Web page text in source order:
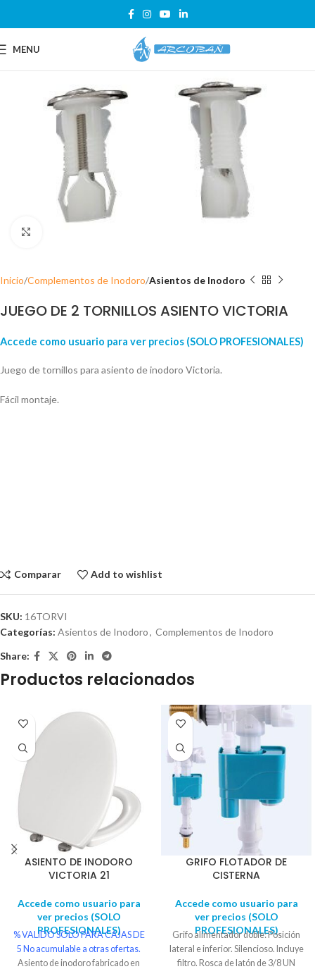
MENU
Inicio Complementos de Inodoro Asientos de Inodoro
JUEGO DE 2 TORNILLOS ASIENTO VICTORIA
Accede como usuario para ver precios (SOLO PROFESIONALES)
Juego de tornillos para asiento de inodoro Victoria.
Fácil montaje.
Comparar Add to wishlist
SKU: 16TORVI
Categorías: Asientos de Inodoro, Complementos de Inodoro
Share:
Productos relacionados
ASIENTO DE INODORO
VICTORIA 21
Accede como usuario para
ver precios (SOLO
PROFESIONALES)
% VALIDO SOLO PARA CAJAS DE
5 No acumulable a otras ofertas.
Asiento de inodoro fabricado en
GRIFO FLOTADOR DE
CISTERNA
Accede como usuario para
ver precios (SOLO
PROFESIONALES)
Grifo alimentador doble: Posición
lateral e inferior. Silencioso. Incluye
filtro. Rosca de latón de 3/8 UN